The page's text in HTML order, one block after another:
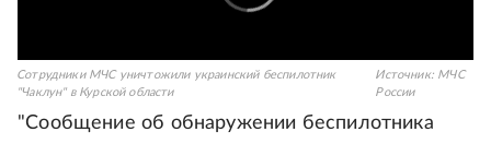
Сотрудники МЧС уничтожили украинский беспилотник
"Чаклун" в Курской области
Источник: МЧС
России
"Сообщение об обнаружении беспилотника